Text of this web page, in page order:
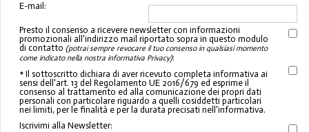
E-mail:
Presto il consenso a ricevere newsletter con informazioni
promozionali all'indirizzo mail riportato sopra in questo modulo
di contatto (potrai sempre revocare il tuo consenso in qualsiasi momento
come indicato nella nostra informativa Privacy):
* Il sottoscritto dichiara di aver ricevuto completa informativa ai
sensi dell'art. 13 del Regolamento UE 2016/679 ed esprime il
consenso al trattamento ed alla comunicazione dei propri dati
personali con particolare riguardo a quelli cosiddetti particolari
nei limiti, per le finalità e per la durata precisati nell'informativa.
Iscrivimi alla Newsletter: